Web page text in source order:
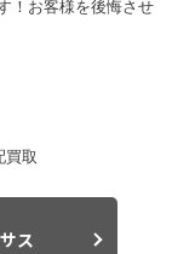
！お客様を後悔させ
買取
ス